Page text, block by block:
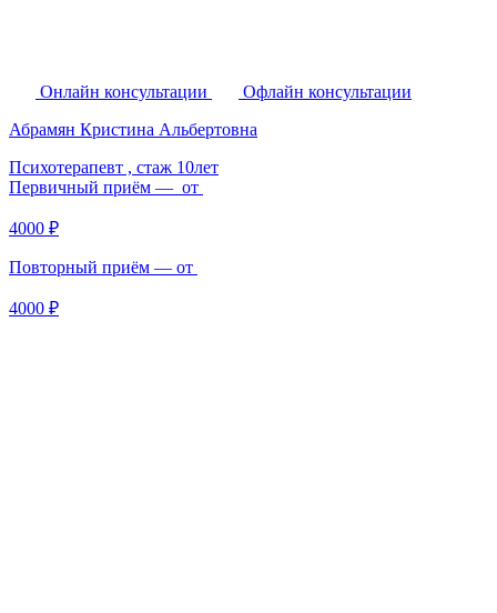
Онлайн консультации
Офлайн консультации
Абрамян Кристина Альбертовна
Психотерапевт , стаж 10лет
Первичный приём — от
4000 ₽
Повторный приём — от
4000 ₽